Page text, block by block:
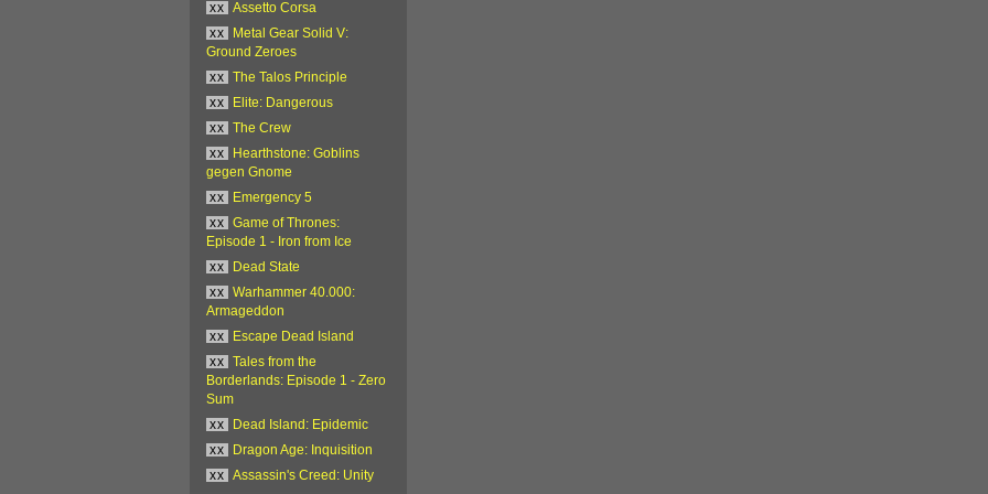
xx
Assetto Corsa
xx
Metal Gear Solid V:
Ground Zeroes
xx
The Talos Principle
xx
Elite: Dangerous
xx
The Crew
xx
Hearthstone: Goblins
gegen Gnome
xx
Emergency 5
xx
Game of Thrones:
Episode 1 - Iron from Ice
xx
Dead State
xx
Warhammer 40.000:
Armageddon
xx
Escape Dead Island
xx
Tales from the
Borderlands: Episode 1 - Zero
Sum
xx
Dead Island: Epidemic
xx
Dragon Age: Inquisition
xx
Assassin's Creed: Unity